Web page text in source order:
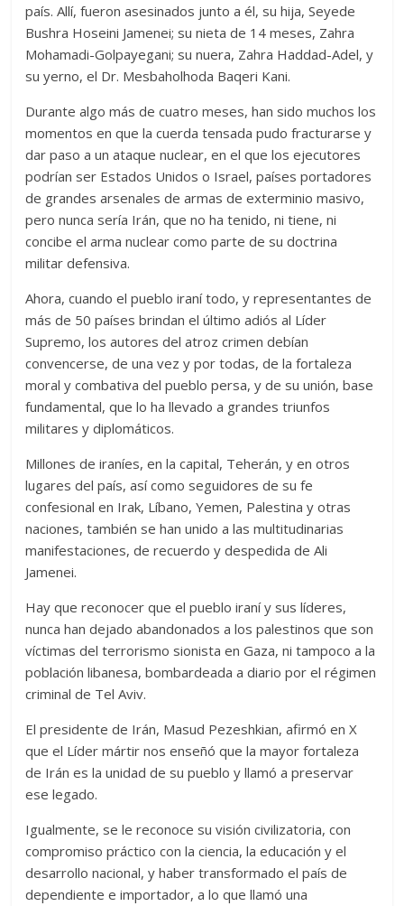
país. Allí, fueron asesinados junto a él, su hija, Seyede
Bushra Hoseini Jamenei; su nieta de 14 meses, Zahra
Mohamadi-Golpayegani; su nuera, Zahra Haddad-Adel, y
su yerno, el Dr. Mesbaholhoda Baqeri Kani.
Durante algo más de cuatro meses, han sido muchos los
momentos en que la cuerda tensada pudo fracturarse y
dar paso a un ataque nuclear, en el que los ejecutores
podrían ser Estados Unidos o Israel, países portadores
de grandes arsenales de armas de exterminio masivo,
pero nunca sería Irán, que no ha tenido, ni tiene, ni
concibe el arma nuclear como parte de su doctrina
militar defensiva.
Ahora, cuando el pueblo iraní todo, y representantes de
más de 50 países brindan el último adiós al Líder
Supremo, los autores del atroz crimen debían
convencerse, de una vez y por todas, de la fortaleza
moral y combativa del pueblo persa, y de su unión, base
fundamental, que lo ha llevado a grandes triunfos
militares y diplomáticos.
Millones de iraníes, en la capital, Teherán, y en otros
lugares del país, así como seguidores de su fe
confesional en Irak, Líbano, Yemen, Palestina y otras
naciones, también se han unido a las multitudinarias
manifestaciones, de recuerdo y despedida de Ali
Jamenei.
Hay que reconocer que el pueblo iraní y sus líderes,
nunca han dejado abandonados a los palestinos que son
víctimas del terrorismo sionista en Gaza, ni tampoco a la
población libanesa, bombardeada a diario por el régimen
criminal de Tel Aviv.
El presidente de Irán, Masud Pezeshkian, afirmó en X
que el Líder mártir nos enseñó que la mayor fortaleza
de Irán es la unidad de su pueblo y llamó a preservar
ese legado.
Igualmente, se le reconoce su visión civilizatoria, con
compromiso práctico con la ciencia, la educación y el
desarrollo nacional, y haber transformado el país de
dependiente e importador, a lo que llamó una